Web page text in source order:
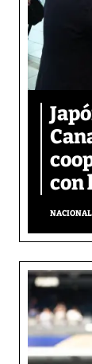
con
NACIONAL